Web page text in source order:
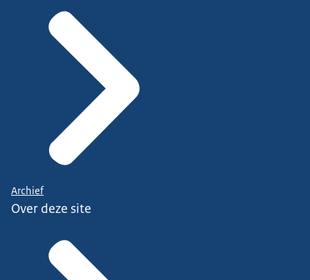
Archief
Over deze site